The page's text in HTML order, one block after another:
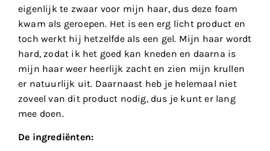
eigenlijk te zwaar voor mijn haar, dus deze foam
kwam als geroepen. Het is een erg licht product en
toch werkt hij hetzelfde als een gel. Mijn haar wordt
hard, zodat ik het goed kan kneden en daarna is
mijn haar weer heerlijk zacht en zien mijn krullen
er natuurlijk uit. Daarnaast heb je helemaal niet
zoveel van dit product nodig, dus je kunt er lang
mee doen.
De ingrediënten: